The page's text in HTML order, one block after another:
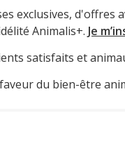
exclusives, d'offres
Animalis+. Je
satisfaits et
du bien-être